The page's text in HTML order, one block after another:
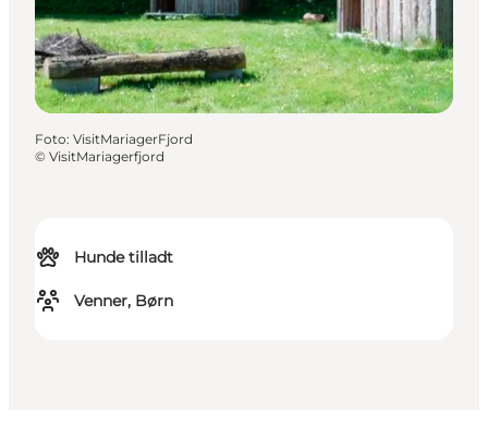
Hunde tilladt
Venner, Børn
Foto: VisitMariagerFjord
© VisitMariagerfjord